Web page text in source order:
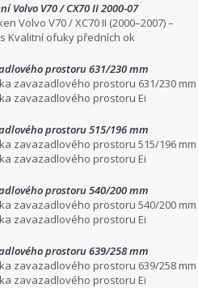
Volvo V70 / CX70 II 2000-07
Volvo V70 / XC70 II (2000–2007) –
Kvalitní ofuky předních ok
prostoru 631/230 mm
zavazadlového prostoru 631/230 mm
zavazadlového prostoru Ei
prostoru 515/196 mm
zavazadlového prostoru 515/196 mm
zavazadlového prostoru Ei
prostoru 540/200 mm
zavazadlového prostoru 540/200 mm
zavazadlového prostoru Ei
prostoru 639/258 mm
zavazadlového prostoru 639/258 mm
zavazadlového prostoru Ei